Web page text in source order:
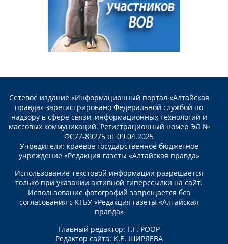
Сетевое издание «Информационный портал «Алтайская
правда» зарегистрировано Федеральной службой по
надзору в сфере связи, информационных технологий и
массовых коммуникаций. Регистрационный номер ЭЛ №
ФС77-89275 от 09.04.2025
Учредители: краевое государственное бюджетное
учреждение «Редакция газеты «Алтайская правда»
Использование текстовой информации разрешается
только при указании активной гиперссылки на сайт.
Использование фотографий запрещается без
согласования с КГБУ «Редакция газеты «Алтайская
правда»
Главный редактор: Г.Г. РООР
Редактор сайта: К.Е. ШИРЯЕВА